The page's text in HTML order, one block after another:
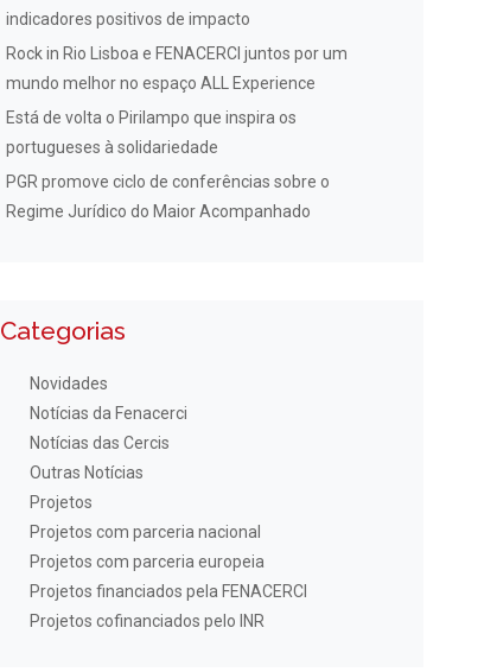
indicadores positivos de impacto
Rock in Rio Lisboa e FENACERCI juntos por um
mundo melhor no espaço ALL Experience
Está de volta o Pirilampo que inspira os
portugueses à solidariedade
PGR promove ciclo de conferências sobre o
Regime Jurídico do Maior Acompanhado
Categorias
Novidades
Notícias da Fenacerci
Notícias das Cercis
Outras Notícias
Projetos
Projetos com parceria nacional
Projetos com parceria europeia
Projetos financiados pela FENACERCI
Projetos cofinanciados pelo INR